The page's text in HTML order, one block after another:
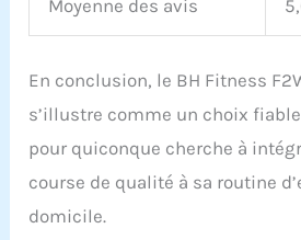
Moyenne des avis
En conclusion, le BH Fitness
s’illustre comme un choix
pour quiconque cherche à
course de qualité à sa routine
domicile.